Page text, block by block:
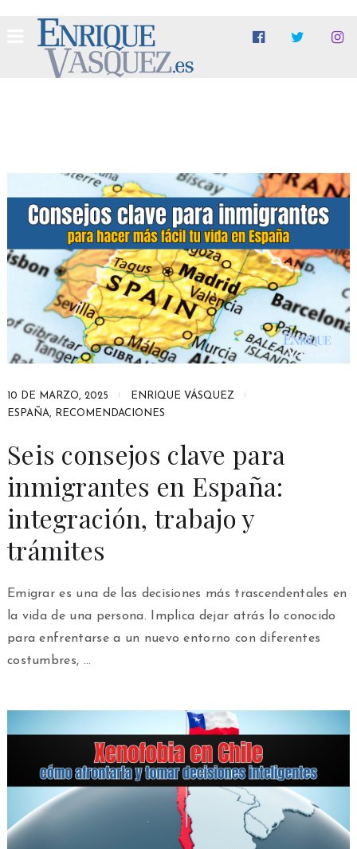
10 DE MARZO, 2025
ENRIQUE VÁSQUEZ
ESPAÑA, RECOMENDACIONES
Seis consejos clave para
inmigrantes en España:
integración, trabajo y
trámites
Emigrar es una de las decisiones más trascendentales en
la vida de una persona. Implica dejar atrás lo conocido
para enfrentarse a un nuevo entorno con diferentes
costumbres, …